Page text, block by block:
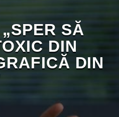
SĂ
DIN
DIN